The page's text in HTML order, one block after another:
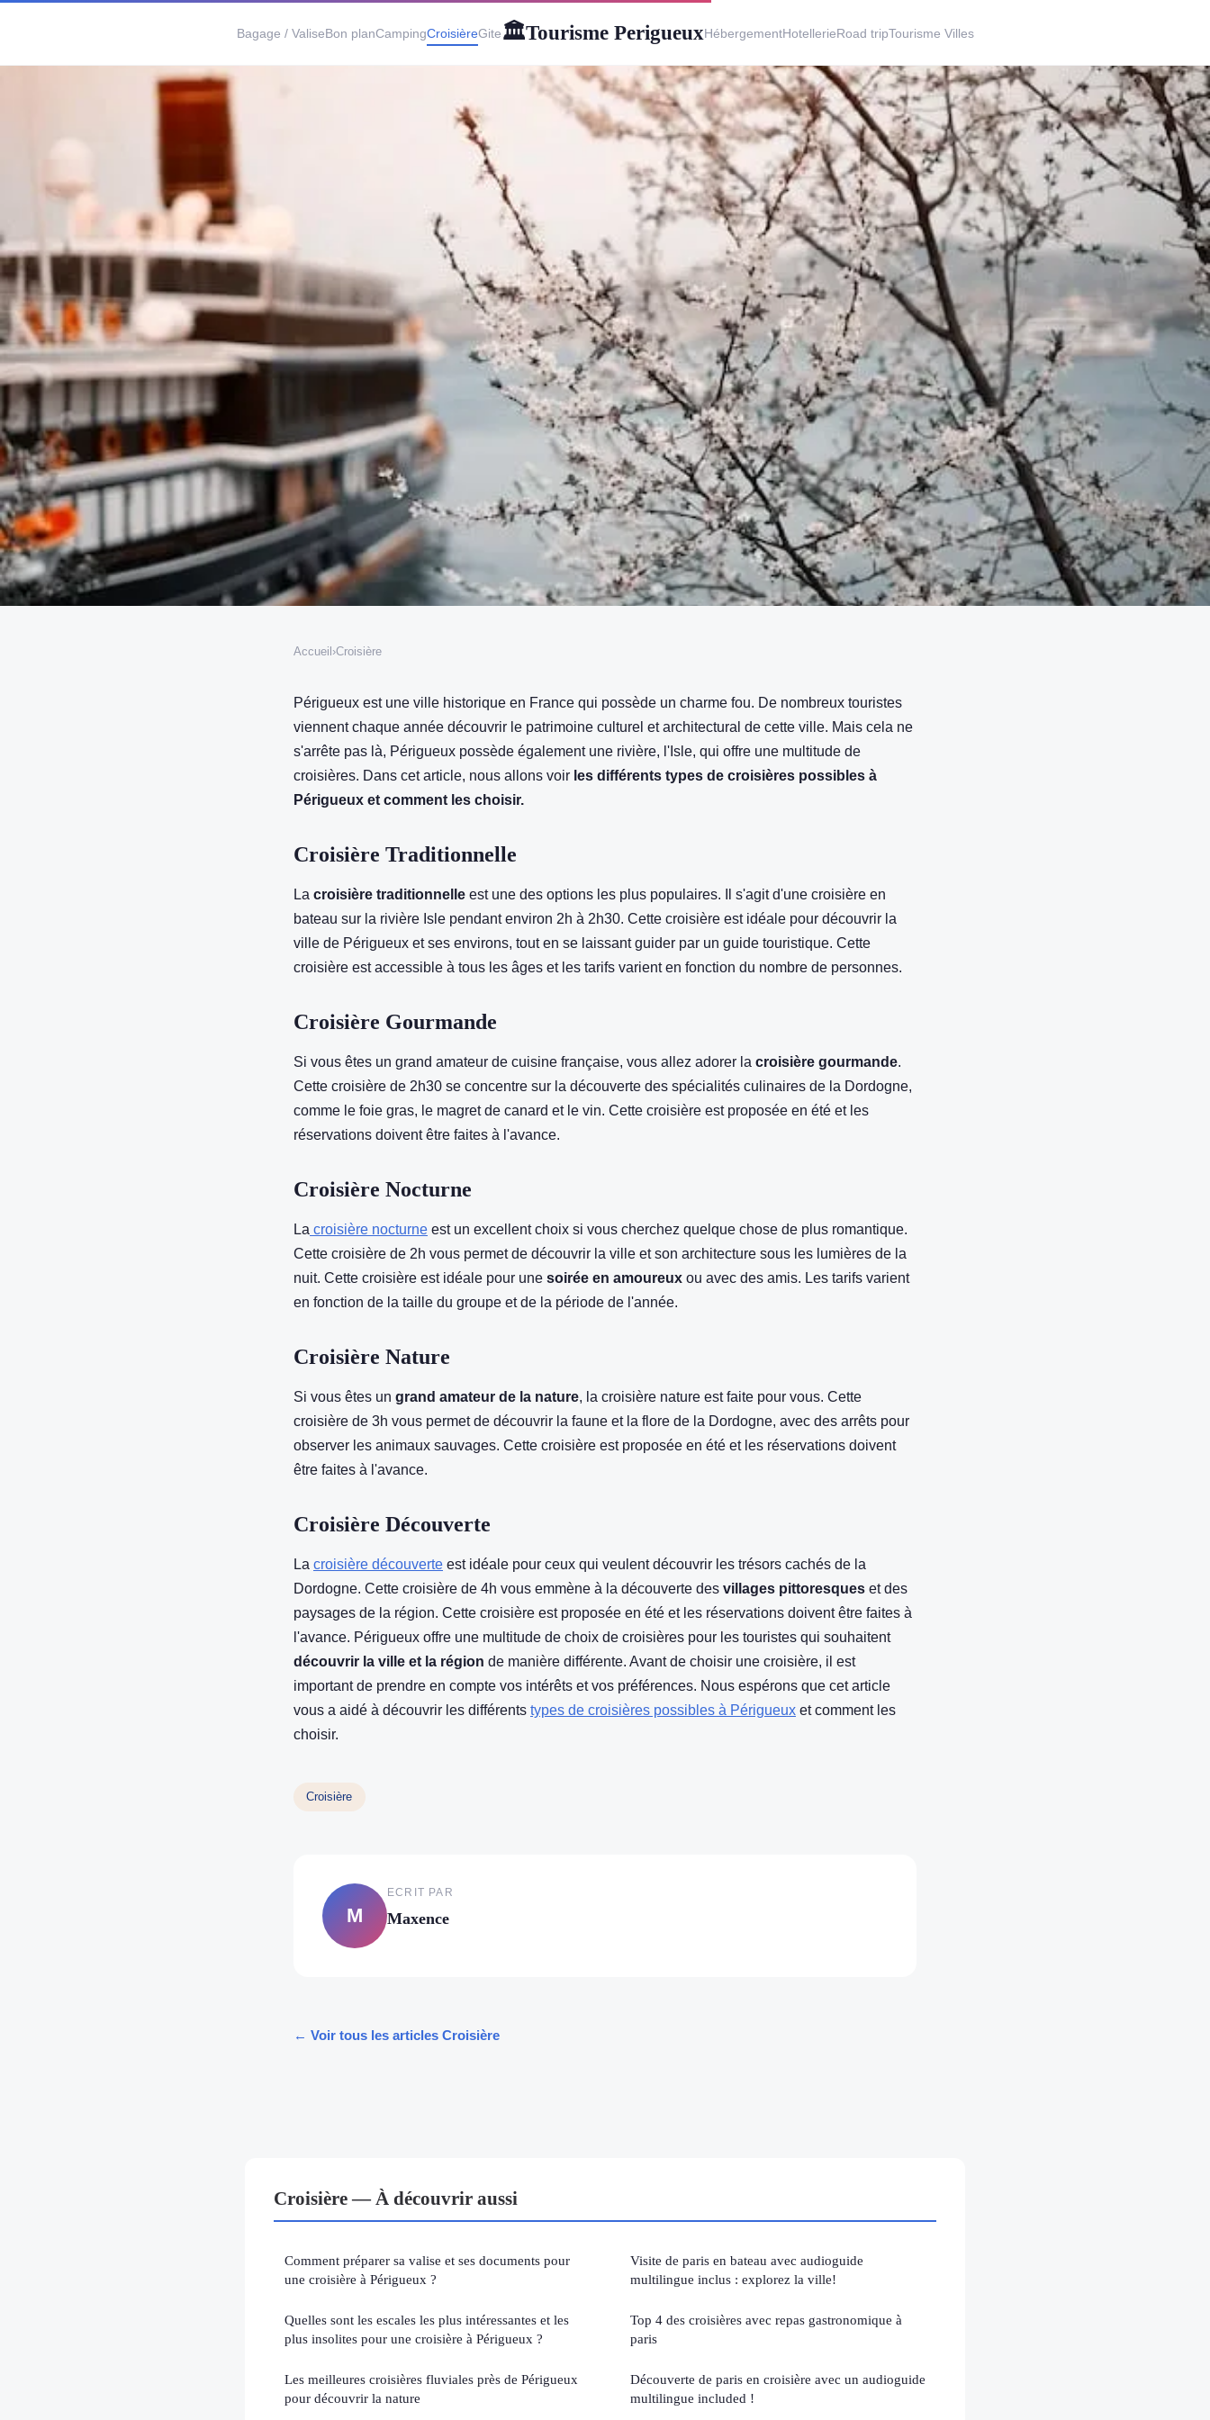
Bagage / ValiseBon planCampingCroisièreGite🏛Tourisme PerigueuxHébergementHotellerieRoad tripTourisme Villes
Quels sont les types de croisières
possibles à Périgueux et comment les
Accueil ›Croisière
Périgueux est une ville historique en France qui possède un charme fou. De nombreux touristes
viennent chaque année découvrir le patrimoine culturel et architectural de cette ville. Mais cela ne
s'arrête pas là, Périgueux possède également une rivière, l'Isle, qui offre une multitude de
croisières. Dans cet article, nous allons voir les différents types de croisières possibles à
Périgueux et comment les choisir.
Croisière Traditionnelle
La croisière traditionnelle est une des options les plus populaires. Il s'agit d'une croisière en
bateau sur la rivière Isle pendant environ 2h à 2h30. Cette croisière est idéale pour découvrir la
ville de Périgueux et ses environs, tout en se laissant guider par un guide touristique. Cette
croisière est accessible à tous les âges et les tarifs varient en fonction du nombre de personnes.
Croisière Gourmande
Si vous êtes un grand amateur de cuisine française, vous allez adorer la croisière gourmande.
Cette croisière de 2h30 se concentre sur la découverte des spécialités culinaires de la Dordogne,
comme le foie gras, le magret de canard et le vin. Cette croisière est proposée en été et les
réservations doivent être faites à l'avance.
Croisière Nocturne
La croisière nocturne est un excellent choix si vous cherchez quelque chose de plus romantique.
Cette croisière de 2h vous permet de découvrir la ville et son architecture sous les lumières de la
nuit. Cette croisière est idéale pour une soirée en amoureux ou avec des amis. Les tarifs varient
en fonction de la taille du groupe et de la période de l'année.
Croisière Nature
Si vous êtes un grand amateur de la nature, la croisière nature est faite pour vous. Cette
croisière de 3h vous permet de découvrir la faune et la flore de la Dordogne, avec des arrêts pour
observer les animaux sauvages. Cette croisière est proposée en été et les réservations doivent
être faites à l'avance.
Croisière Découverte
La croisière découverte est idéale pour ceux qui veulent découvrir les trésors cachés de la
Dordogne. Cette croisière de 4h vous emmène à la découverte des villages pittoresques et des
paysages de la région. Cette croisière est proposée en été et les réservations doivent être faites à
l'avance. Périgueux offre une multitude de choix de croisières pour les touristes qui souhaitent
découvrir la ville et la région de manière différente. Avant de choisir une croisière, il est
important de prendre en compte vos intérêts et vos préférences. Nous espérons que cet article
vous a aidé à découvrir les différents types de croisières possibles à Périgueux et comment les
choisir.
Croisière
M
ECRIT PAR
Maxence
← Voir tous les articles Croisière
Croisière — À découvrir aussi
Comment préparer sa valise et ses documents pour
une croisière à Périgueux ?
Quelles sont les escales les plus intéressantes et les
plus insolites pour une croisière à Périgueux ?
Les meilleures croisières fluviales près de Périgueux
pour découvrir la nature
Visite de paris en bateau avec audioguide
multilingue inclus : explorez la ville!
Top 4 des croisières avec repas gastronomique à
paris
Découverte de paris en croisière avec un audioguide
multilingue included !